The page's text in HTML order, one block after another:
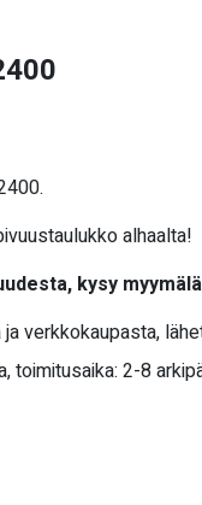
alhaalta!
kysy
verkkokaupasta,
toimitusaika: 2-8